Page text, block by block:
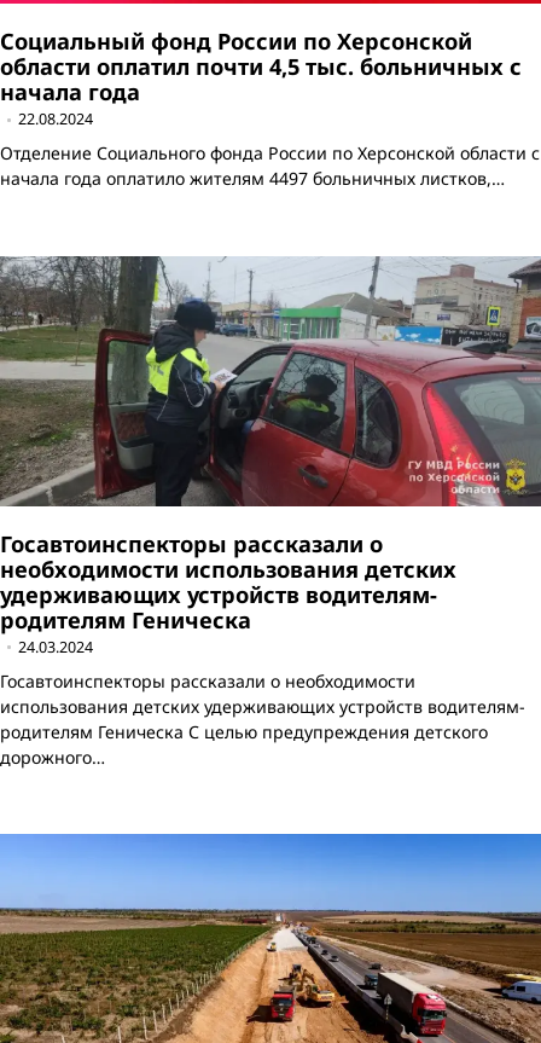
Социальный фонд России по Херсонской
области оплатил почти 4,5 тыс. больничных с
начала года
22.08.2024
Отделение Социального фонда России по Херсонской области с
начала года оплатило жителям 4497 больничных листков,…
Госавтоинспекторы рассказали о
необходимости использования детских
удерживающих устройств водителям-
родителям Геническа
24.03.2024
Госавтоинспекторы рассказали о необходимости
использования детских удерживающих устройств водителям-
родителям Геническа С целью предупреждения детского
дорожного…